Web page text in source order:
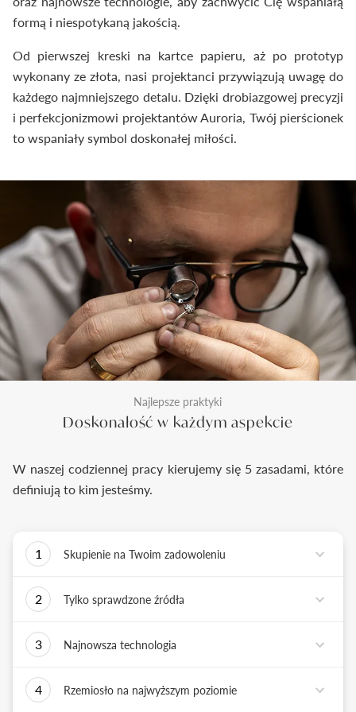
formą i niespotykaną jakością.
Od pierwszej kreski na kartce papieru, aż po prototyp
wykonany ze złota, nasi projektanci przywiązują uwagę do
każdego najmniejszego detalu. Dzięki drobiazgowej precyzji
i perfekcjonizmowi projektantów Auroria, Twój pierścionek
to wspaniały symbol doskonałej miłości.
Najlepsze praktyki
Doskonałość w każdym aspekcie
W naszej codziennej pracy kierujemy się 5 zasadami, które
definiują to kim jesteśmy.
1
Skupienie na Twoim zadowoleniu
zadanie - dostarczyć Ci biżuterię i doświadczenie,
2
Tylko sprawdzone źródła
sprawdzonych źródłach pochodzenia i
potwierdzone jest wieloletnią obecnością na rynku.
3
Najnowsza technologia
złotniczego z możliwościami najnowszych
4
Rzemiosło na najwyższym poziomie